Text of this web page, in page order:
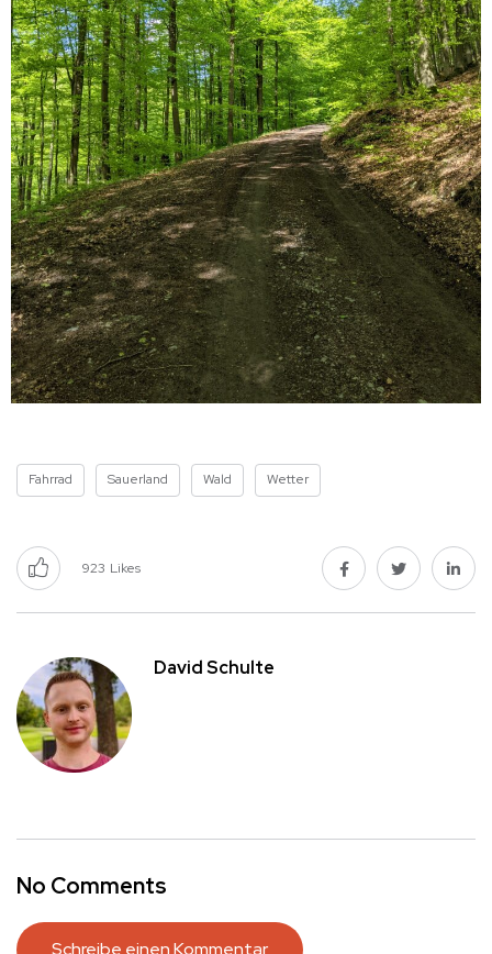
Fahrrad Sauerland Wald Wetter
923 Likes
David Schulte
No Comments
Schreibe einen Kommentar